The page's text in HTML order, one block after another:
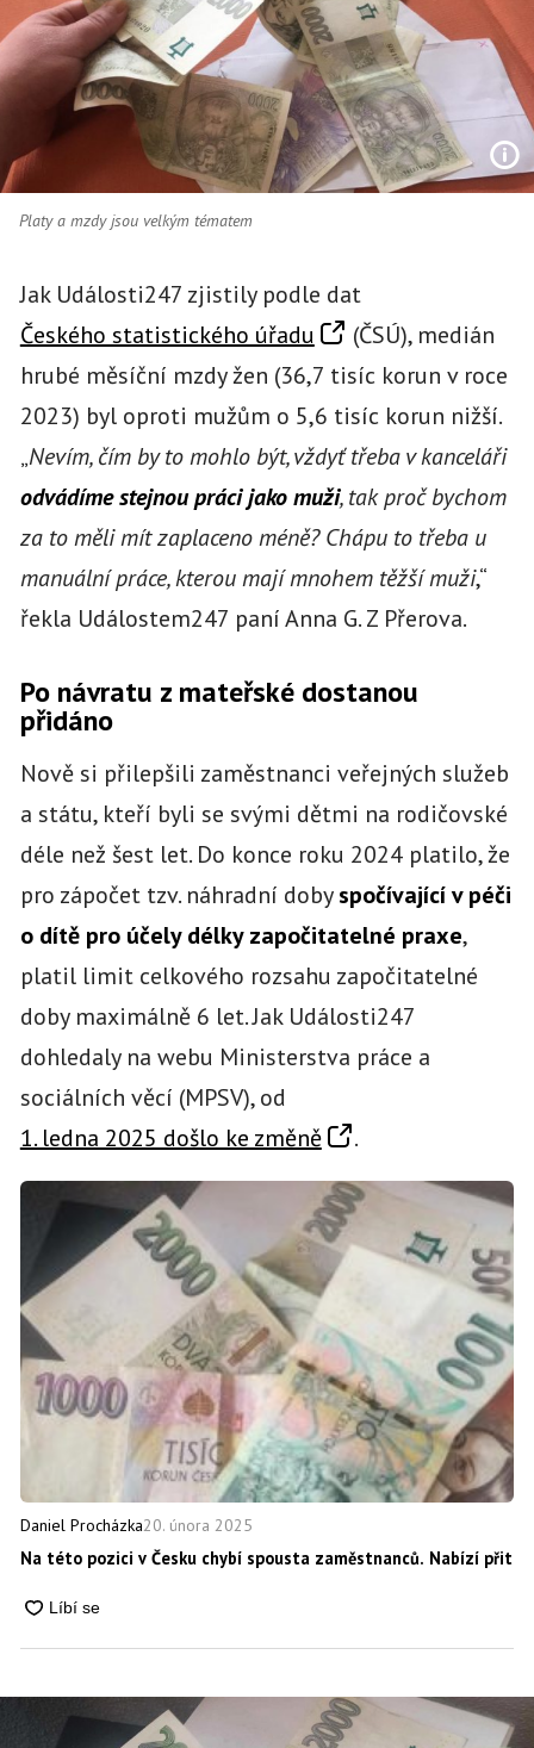
Platy a mzdy jsou velkým tématem
Jak Události247 zjistily podle dat
Českého statistického úřadu
(ČSÚ), medián
hrubé měsíční mzdy žen (36,7 tisíc korun v roce
2023) byl oproti mužům o 5,6 tisíc korun nižší.
„Nevím, čím by to mohlo být, vždyť třeba v kanceláři
odvádíme stejnou práci jako muži, tak proč bychom
za to měli mít zaplaceno méně? Chápu to třeba u
manuální práce, kterou mají mnohem těžší muži,“
řekla Událostem247 paní Anna G. Z Přerova.
Po návratu z mateřské dostanou
přidáno
Nově si přilepšili zaměstnanci veřejných služeb
a státu, kteří byli se svými dětmi na rodičovské
déle než šest let. Do konce roku 2024 platilo, že
pro zápočet tzv. náhradní dobyspočívající v péči
o dítě pro účely délky započitatelné praxe,
platil limit celkového rozsahu započitatelné
doby maximálně 6 let. Jak Události247
dohledaly na webu Ministerstva práce a
sociálních věcí (MPSV), od
1. ledna 2025 došlo ke změně
.
Daniel Procházka20. února 2025
Na této pozici v Česku chybí spousta zaměstnanců. Nabízí